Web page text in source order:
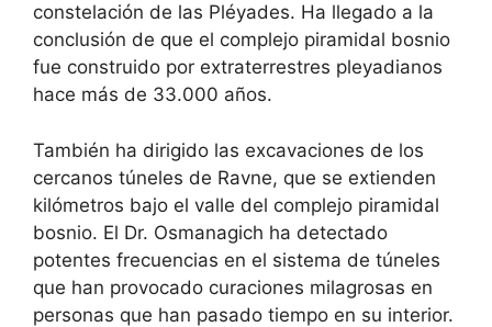
constelación de las Pléyades. Ha llegado a la
conclusión de que el complejo piramidal bosnio
fue construido por extraterrestres pleyadianos
hace más de 33.000 años.
También ha dirigido las excavaciones de los
cercanos túneles de Ravne, que se extienden
kilómetros bajo el valle del complejo piramidal
bosnio. El Dr. Osmanagich ha detectado
potentes frecuencias en el sistema de túneles
que han provocado curaciones milagrosas en
personas que han pasado tiempo en su interior.